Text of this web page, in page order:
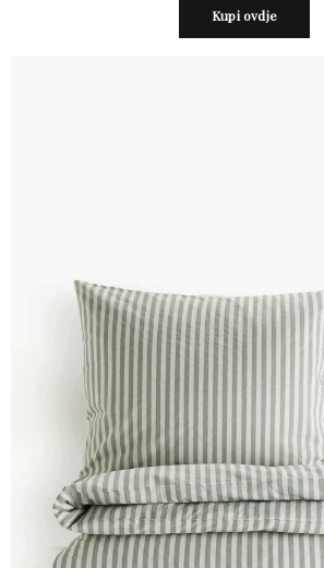
Kupi ovdje